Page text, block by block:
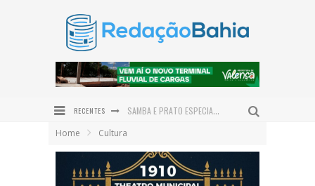
RECENTES SAMBA E PRATO ESPECIAL COM POLVO DÃO O TOM DO DIA DOS PAIS NO DOM LAMBÃO
PRAÇA SÃO BENEDITO É REVITALIZADA E DEVOLVE NOVO ESPAÇO DE CONVIVÊNCIA À COMUNIDADE DE SERRA GRANDE
Home Cultura